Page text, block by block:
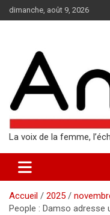
Aller
au
dimanche, août 9, 2026
La voix de la femme,
Accueil 2025
People : Damso adresse